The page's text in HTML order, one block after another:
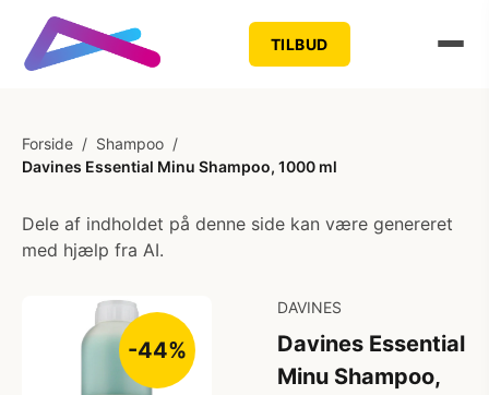
TILBUD
Forside / Shampoo /
Davines Essential Minu Shampoo, 1000 ml
Dele af indholdet på denne side kan være genereret
med hjælp fra AI.
-44%
DAVINES
Davines Essential
Minu Shampoo,